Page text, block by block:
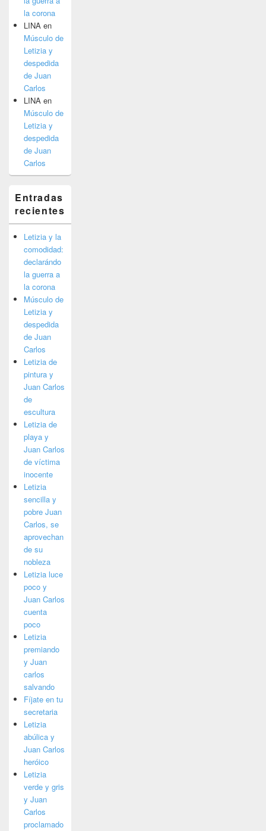
la corona
LINA en
Músculo de
Letizia y
despedida
de Juan
Carlos
LINA en
Músculo de
Letizia y
despedida
de Juan
Carlos
Entradas
recientes
Letizia y la
comodidad:
declarándo
la guerra a
la corona
Músculo de
Letizia y
despedida
de Juan
Carlos
Letizia de
pintura y
Juan Carlos
de
escultura
Letizia de
playa y
Juan Carlos
de víctima
inocente
Letizia
sencilla y
pobre Juan
Carlos, se
aprovechan
de su
nobleza
Letizia luce
poco y
Juan Carlos
cuenta
poco
Letizia
premiando
y Juan
carlos
salvando
Fíjate en tu
secretaria
Letizia
abúlica y
Juan Carlos
heróico
Letizia
verde y gris
y Juan
Carlos
proclamado